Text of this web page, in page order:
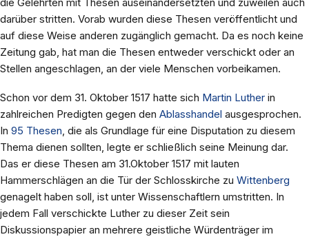
die Gelehrten mit Thesen auseinandersetzten und zuweilen auch
darüber stritten. Vorab wurden diese Thesen veröffentlicht und
auf diese Weise anderen zugänglich gemacht. Da es noch keine
Zeitung gab, hat man die Thesen entweder verschickt oder an
Stellen angeschlagen, an der viele Menschen vorbeikamen.
Schon vor dem 31. Oktober 1517 hatte sich Martin Luther in
zahlreichen Predigten gegen den Ablasshandel ausgesprochen.
In 95 Thesen, die als Grundlage für eine Disputation zu diesem
Thema dienen sollten, legte er schließlich seine Meinung dar.
Das er diese Thesen am 31.Oktober 1517 mit lauten
Hammerschlägen an die Tür der Schlosskirche zu Wittenberg
genagelt haben soll, ist unter Wissenschaftlern umstritten. In
jedem Fall verschickte Luther zu dieser Zeit sein
Diskussionspapier an mehrere geistliche Würdenträger im